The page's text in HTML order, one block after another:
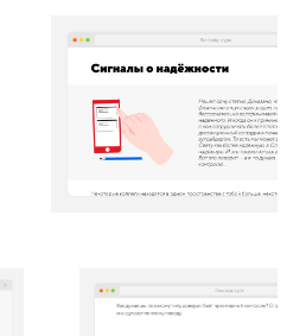
но что-то
Ничего,
секретарь
Ей нравится